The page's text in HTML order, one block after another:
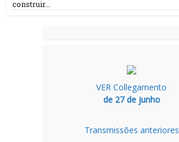
construir...
VER Collegamento
de 27 de junho
Transmissões anteriores